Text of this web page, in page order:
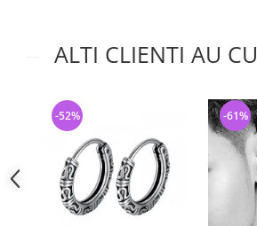
ALTI CLIENTI AU
-52% -61%